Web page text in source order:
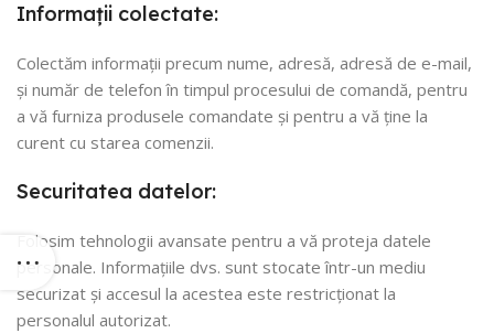
Informații colectate:
Colectăm informații precum nume, adresă, adresă de e-mail,
și număr de telefon în timpul procesului de comandă, pentru
a vă furniza produsele comandate și pentru a vă ține la
curent cu starea comenzii.
Securitatea datelor:
Folosim tehnologii avansate pentru a vă proteja datele
personale. Informațiile dvs. sunt stocate într-un mediu
securizat și accesul la acestea este restricționat la
personalul autorizat.